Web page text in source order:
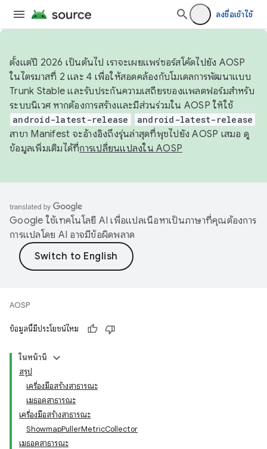
ลงชื่อเข้าใช้
ตั้งแต่ปี 2026 เป็นต้นไป เราจะเผยแพร่ซอร์สโค้ดไปยัง AOSP
ในไตรมาสที่ 2 และ 4 เพื่อให้สอดคล้องกับโมเดลการพัฒนาแบบ
Trunk Stable และรับประกันความเสถียรของแพลตฟอร์มสำหรับ
ระบบนิเวศ หากต้องการสร้างและมีส่วนร่วมใน AOSP ให้ใช้
android-latest-release android-latest-release
สาขา Manifest จะอ้างอิงถึงรุ่นล่าสุดที่พุชไปยัง AOSP เสมอ ดู
ข้อมูลเพิ่มเติมได้ที่การเปลี่ยนแปลงใน AOSP
Google ใช้เทคโนโลยี AI เพื่อแปลเนื้อหาเป็นภาษาที่คุณต้องการ
การแปลโดย AI อาจมีข้อผิดพลาด
AOSP
ข้อมูลนี้มีประโยชน์ไหม
ในหน้านี้
สรุป
เครื่องมือสร้างสาธารณะ
เมธอดสาธารณะ
เครื่องมือสร้างสาธารณะ
ShowmapPullerMetricCollector
เมธอดสาธารณะ